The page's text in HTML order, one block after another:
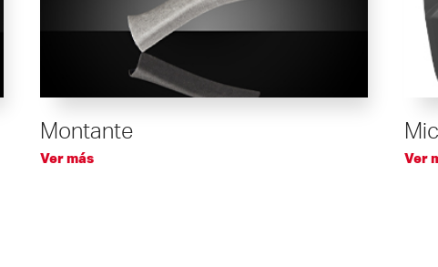
Montante
Ver más Ver